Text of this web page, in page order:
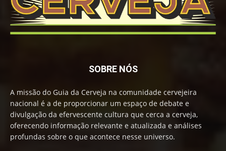
SOBRE NÓS
A missão do Guia da Cerveja na comunidade cervejeira
nacional é a de proporcionar um espaço de debate e
divulgação da efervescente cultura que cerca a cerveja,
oferecendo informação relevante e atualizada e análises
profundas sobre o que acontece nesse universo.